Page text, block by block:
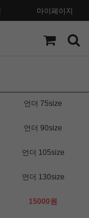
마이페이지
언더 75size
언더 90size
언더 105size
언더 130size
15000원